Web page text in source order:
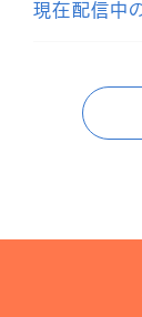
現在配信中